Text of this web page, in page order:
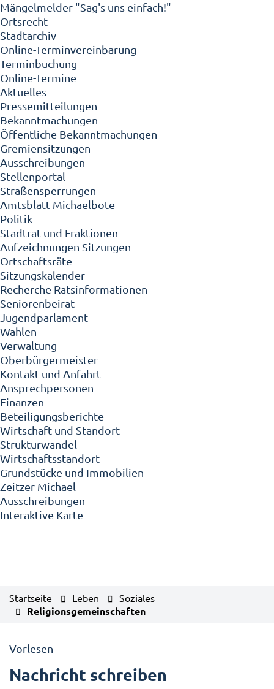
Mängelmelder "Sag's uns einfach!"
Ortsrecht
Stadtarchiv
Online-Terminvereinbarung
Terminbuchung
Online-Termine
Aktuelles
Pressemitteilungen
Bekanntmachungen
Öffentliche Bekanntmachungen
Gremiensitzungen
Ausschreibungen
Stellenportal
Straßensperrungen
Amtsblatt Michaelbote
Politik
Stadtrat und Fraktionen
Aufzeichnungen Sitzungen
Ortschaftsräte
Sitzungskalender
Recherche Ratsinformationen
Seniorenbeirat
Jugendparlament
Wahlen
Verwaltung
Oberbürgermeister
Kontakt und Anfahrt
Ansprechpersonen
Finanzen
Beteiligungsberichte
Wirtschaft und Standort
Strukturwandel
Wirtschaftsstandort
Grundstücke und Immobilien
Zeitzer Michael
Ausschreibungen
Interaktive Karte
Startseite Leben Soziales
Religionsgemeinschaften
Vorlesen
Nachricht schreiben